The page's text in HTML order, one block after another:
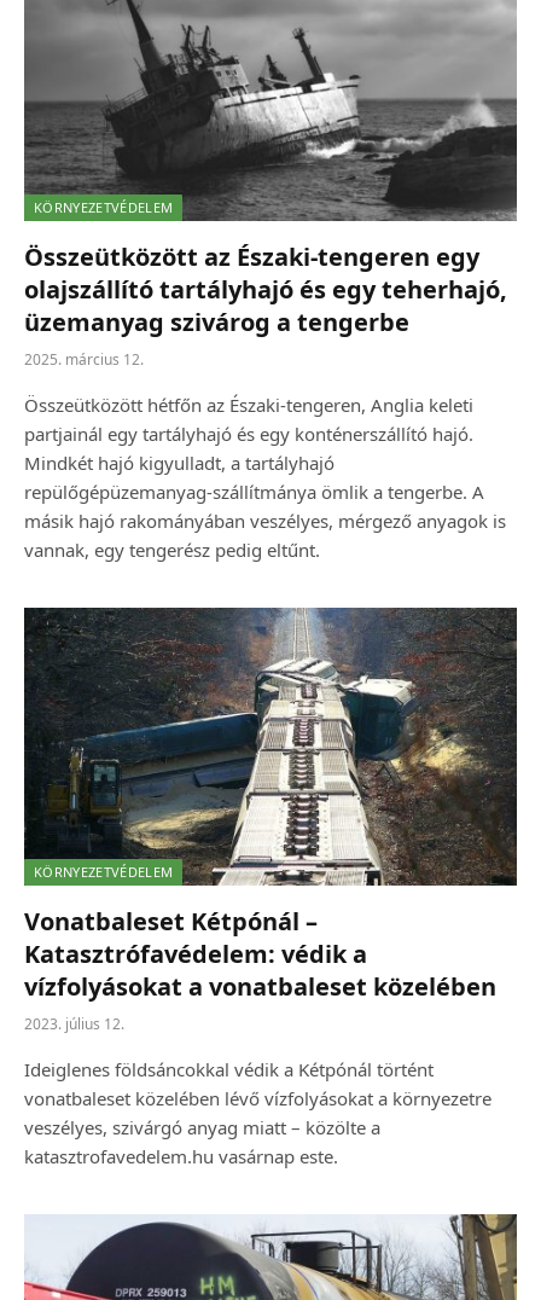
KÖRNYEZETVÉDELEM
Összeütközött az Északi-tengeren egy
olajszállító tartályhajó és egy teherhajó,
üzemanyag szivárog a tengerbe
2025. március 12.
Összeütközött hétfőn az Északi-tengeren, Anglia keleti
partjainál egy tartályhajó és egy konténerszállító hajó.
Mindkét hajó kigyulladt, a tartályhajó
repülőgépüzemanyag-szállítmánya ömlik a tengerbe. A
másik hajó rakományában veszélyes, mérgező anyagok is
vannak, egy tengerész pedig eltűnt.
KÖRNYEZETVÉDELEM
Vonatbaleset Kétpónál –
Katasztrófavédelem: védik a
vízfolyásokat a vonatbaleset közelében
2023. július 12.
Ideiglenes földsáncokkal védik a Kétpónál történt
vonatbaleset közelében lévő vízfolyásokat a környezetre
veszélyes, szivárgó anyag miatt – közölte a
katasztrofavedelem.hu vasárnap este.